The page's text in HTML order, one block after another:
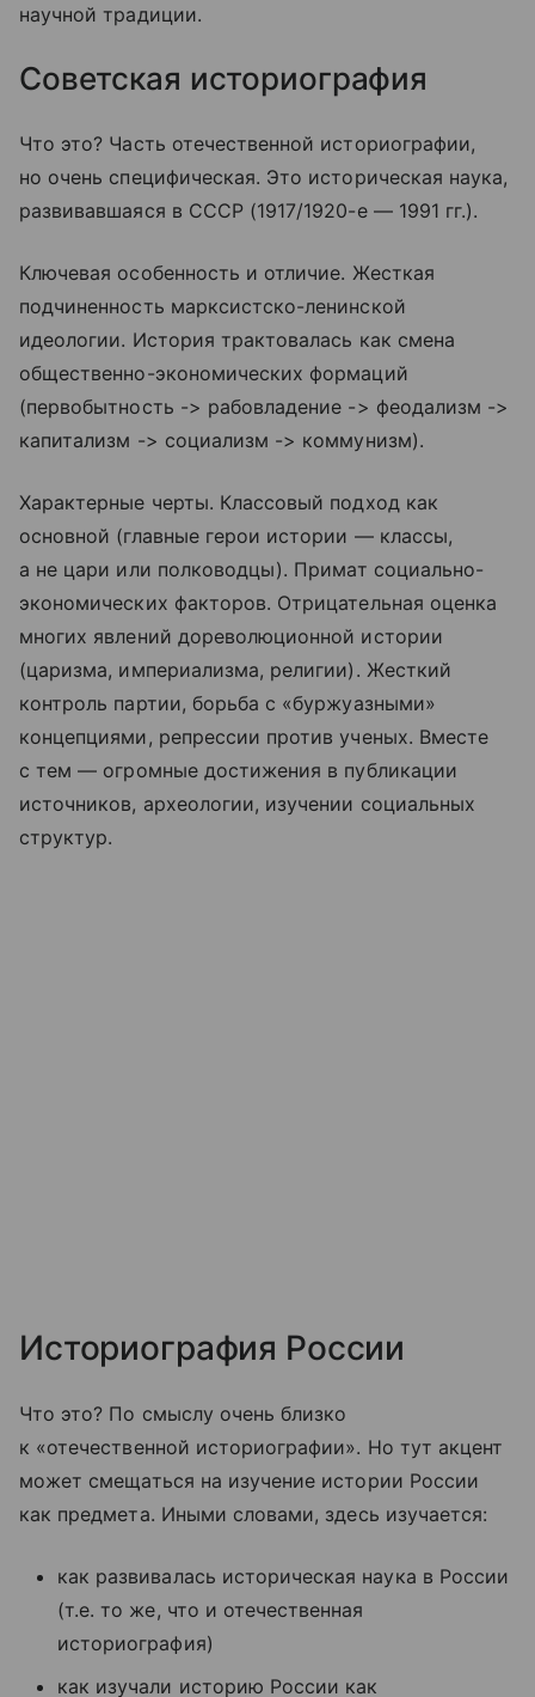
научной традиции.
Советская историография
Что это? Часть отечественной историографии,
но очень специфическая. Это историческая наука,
развивавшаяся в СССР (1917/1920-е — 1991 гг.).
Ключевая особенность и отличие. Жесткая
подчиненность марксистско-ленинской
идеологии. История трактовалась как смена
общественно-экономических формаций
(первобытность -> рабовладение -> феодализм ->
капитализм -> социализм -> коммунизм).
Характерные черты. Классовый подход как
основной (главные герои истории — классы,
а не цари или полководцы). Примат социально-
экономических факторов. Отрицательная оценка
многих явлений дореволюционной истории
(царизма, империализма, религии). Жесткий
контроль партии, борьба с «буржуазными»
концепциями, репрессии против ученых. Вместе
с тем — огромные достижения в публикации
источников, археологии, изучении социальных
структур.
Историография России
Что это? По смыслу очень близко
к «отечественной историографии». Но тут акцент
может смещаться на изучение истории России
как предмета. Иными словами, здесь изучается:
как развивалась историческая наука в России
(т.е. то же, что и отечественная
историография)
как изучали историю России как